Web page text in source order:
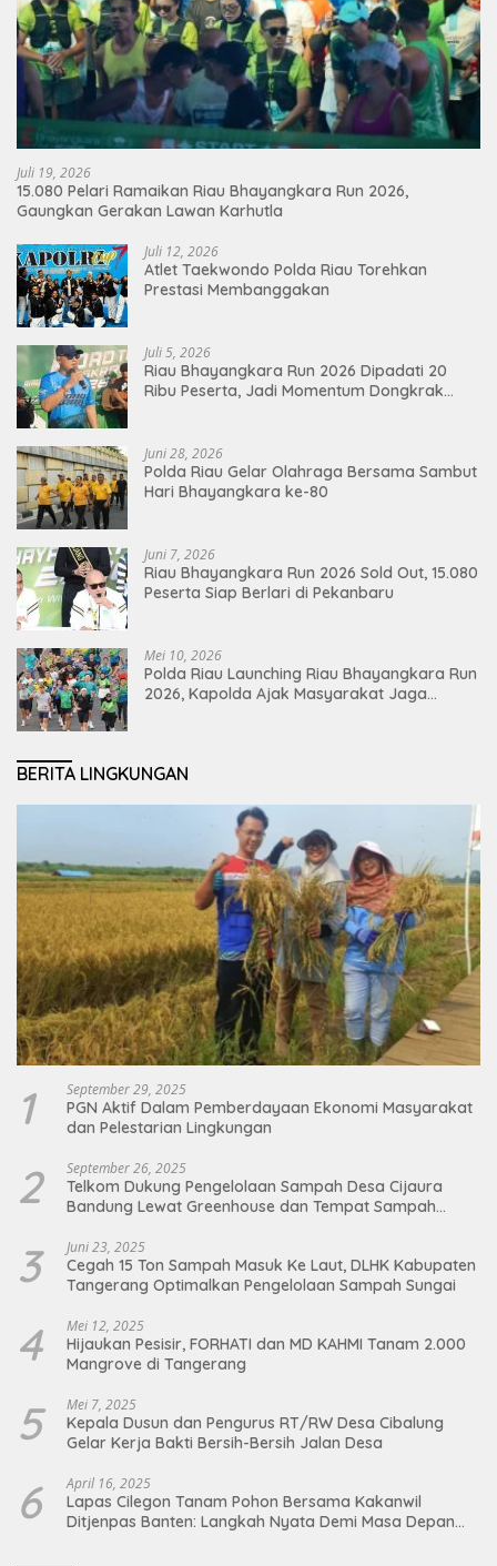
Juli 19, 2026
15.080 Pelari Ramaikan Riau Bhayangkara Run 2026,
Gaungkan Gerakan Lawan Karhutla
Juli 12, 2026
Atlet Taekwondo Polda Riau Torehkan
Prestasi Membanggakan
Juli 5, 2026
Riau Bhayangkara Run 2026 Dipadati 20
Ribu Peserta, Jadi Momentum Dongkrak
Juni 28, 2026
Polda Riau Gelar Olahraga Bersama Sambut
Hari Bhayangkara ke-80
Juni 7, 2026
Riau Bhayangkara Run 2026 Sold Out, 15.080
Peserta Siap Berlari di Pekanbaru
Mei 10, 2026
Polda Riau Launching Riau Bhayangkara Run
2026, Kapolda Ajak Masyarakat Jaga
BERITA LINGKUNGAN
1 September 29, 2025
PGN Aktif Dalam Pemberdayaan Ekonomi Masyarakat
dan Pelestarian Lingkungan
2 September 26, 2025
Telkom Dukung Pengelolaan Sampah Desa Cijaura
Bandung Lewat Greenhouse dan Tempat Sampah
3 Juni 23, 2025
Cegah 15 Ton Sampah Masuk Ke Laut, DLHK Kabupaten
Tangerang Optimalkan Pengelolaan Sampah Sungai
4 Mei 12, 2025
Hijaukan Pesisir, FORHATI dan MD KAHMI Tanam 2.000
Mangrove di Tangerang
5 Mei 7, 2025
Kepala Dusun dan Pengurus RT/RW Desa Cibalung
Gelar Kerja Bakti Bersih-Bersih Jalan Desa
6 April 16, 2025
Lapas Cilegon Tanam Pohon Bersama Kakanwil
Ditjenpas Banten: Langkah Nyata Demi Masa Depan